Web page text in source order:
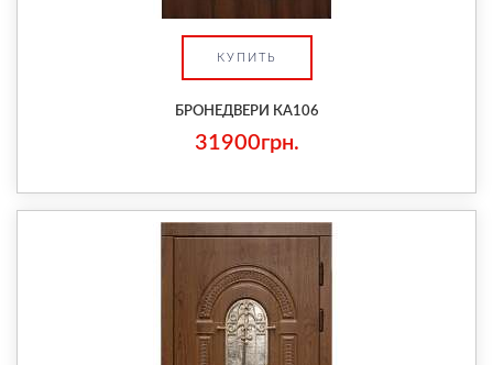
КУПИТЬ
БРОНЕДВЕРИ КА106
31900грн.